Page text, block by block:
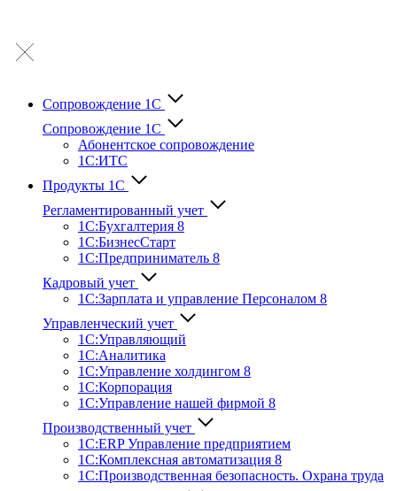
Сопровождение 1С
Сопровождение 1С
Абонентское сопровождение
1С:ИТС
Продукты 1С
Регламентированный учет
1C:Бухгалтерия 8
1С:БизнесСтарт
1C:Предприниматель 8
Кадровый учет
1С:Зарплата и управление Персона­лом 8
Управленческий учет
1С:Управляющий
1С:Аналитика
1С:Управление холдингом 8
1С:Корпорация
1С:Управление нашей фирмой 8
Производственный учет
1С:ERP Управление предприятием
1С:Комплексная автоматизация 8
1С:Производственная безопасность. Охрана труда